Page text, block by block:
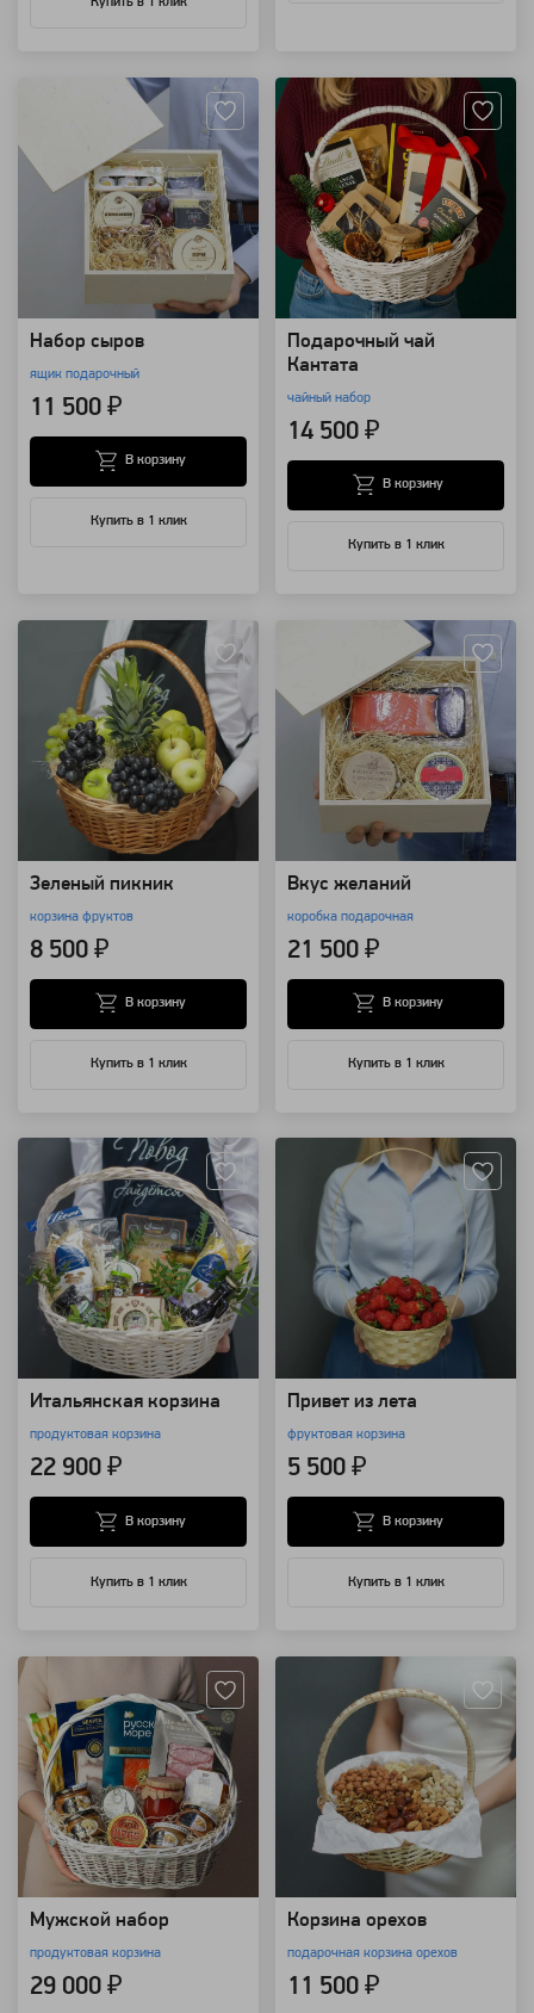
Набор сыров
ящик подарочный
11 500 ₽
Купить в 1 клик
В корзину
Подарочный чай
Кантата
чайный набор
14 500 ₽
Купить в 1 клик
В корзину
Зеленый пикник
корзина фруктов
8 500 ₽
Купить в 1 клик
В корзину
Вкус желаний
коробка подарочная
21 500 ₽
Купить в 1 клик
В корзину
Итальянская корзина
продуктовая корзина
22 900 ₽
Купить в 1 клик
В корзину
Привет из лета
фруктовая корзина
5 500 ₽
Купить в 1 клик
В корзину
Мужской набор
продуктовая корзина
29 000 ₽
Корзина орехов
подарочная корзина орехов
11 500 ₽